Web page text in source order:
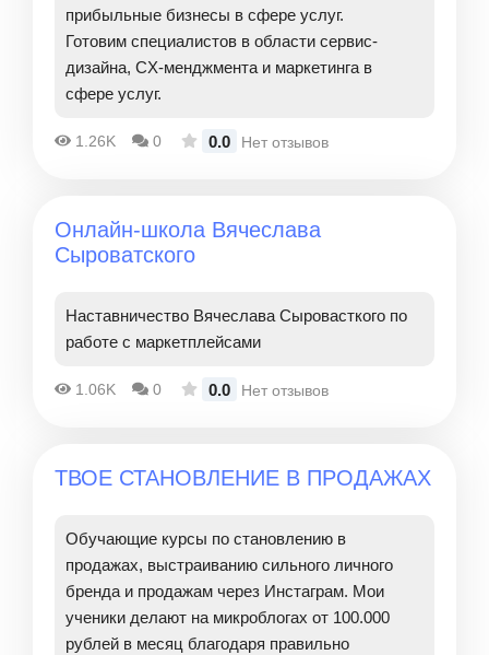
прибыльные бизнесы в сфере услуг.
Готовим специалистов в области сервис-
дизайна, CX-менджмента и маркетинга в
сфере услуг.
1.26K 0 0.0 Нет отзывов
Онлайн-школа Вячеслава
Сыроватского
Наставничество Вячеслава Сыровасткого по
работе с маркетплейсами
1.06K 0 0.0 Нет отзывов
ТВОЕ СТАНОВЛЕНИЕ В ПРОДАЖАХ
Обучающие курсы по становлению в
продажах, выстраиванию сильного личного
бренда и продажам через Инстаграм. Мои
ученики делают на микроблогах от 100.000
рублей в месяц благодаря правильно